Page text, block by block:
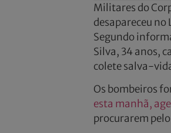
Militares do
desapareceu
Segundo
Silva, 34 anos,
colete salva-
Os bombeiros
esta manhã,
procurarem